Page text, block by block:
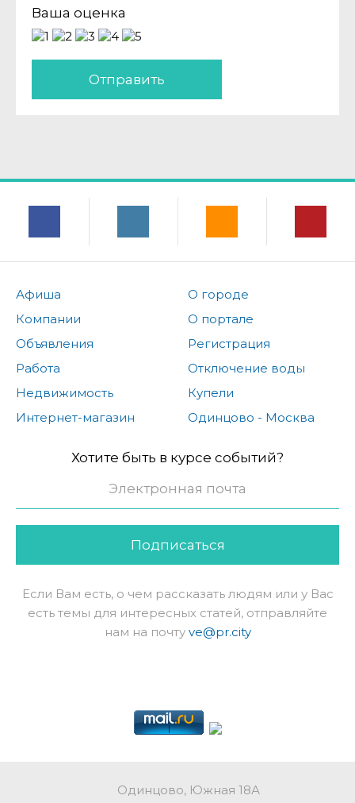
Ваша оценка
Отправить
Афиша
Компании
Объявления
Работа
Недвижимость
Интернет-магазин
О городе
О портале
Регистрация
Отключение воды
Купели
Одинцово - Москва
Хотите быть в курсе событий?
Подписаться
Если Вам есть, о чем рассказать людям или у Вас
есть темы для интересных статей, отправляйте
нам на почту ve@pr.city
Одинцово, Южная 18А